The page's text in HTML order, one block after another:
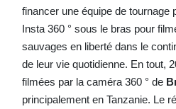
financer une équipe de tournage
Insta 360 ° sous le bras pour
sauvages en liberté dans le
de leur vie quotidienne. En tout,
filmées par la caméra 360 ° de
principalement en Tanzanie. Le